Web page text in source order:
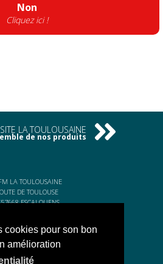
cookies pour son bon
amélioration
Non
Cliquez ici !
LA TOULOUSAINE
DE TOULOUSE
ESCALQUENS
05 61 75 31 00
05 61 75 31 11
LA TOULOUSAINE
de nos produits